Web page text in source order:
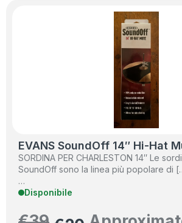
EVANS SoundOff 14″ Hi-Hat
SORDINA PER CHARLESTON 14″ Le
SoundOff sono la linea più popolare di
…
Disponibile